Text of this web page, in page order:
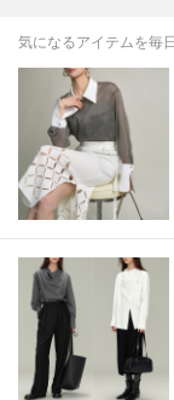
気になるアイテムを毎